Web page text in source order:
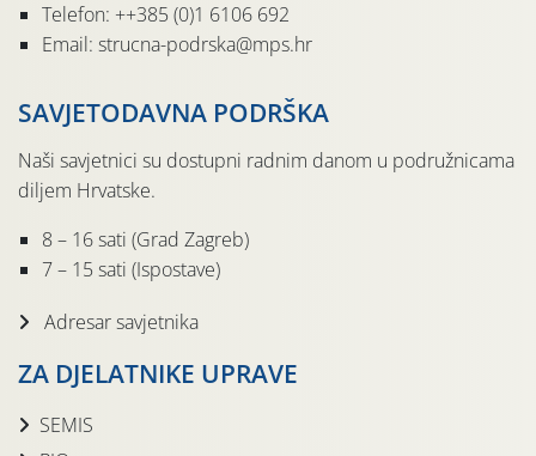
Telefon: ++385 (0)1 6106 692
Email: strucna-podrska@mps.hr
SAVJETODAVNA PODRŠKA
Naši savjetnici su dostupni radnim danom u podružnicama
diljem Hrvatske.
8 – 16 sati (Grad Zagreb)
7 – 15 sati (Ispostave)
Adresar savjetnika
ZA DJELATNIKE UPRAVE
SEMIS